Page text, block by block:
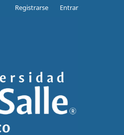
Registrarse Entrar